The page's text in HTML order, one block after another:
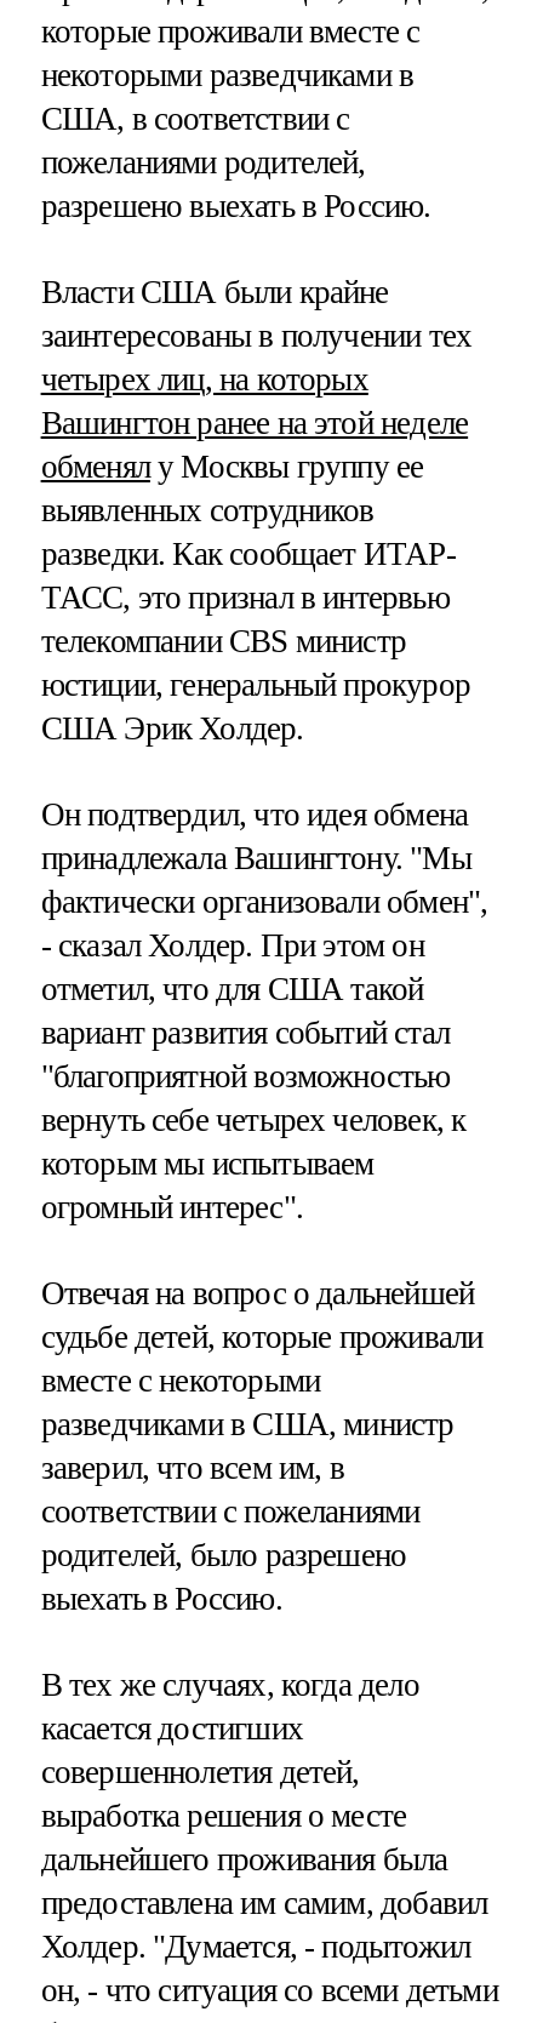
которые проживали вместе с
некоторыми разведчиками в
США, в соответствии с
пожеланиями родителей,
разрешено выехать в Россию.
Власти США были крайне
заинтересованы в получении тех
четырех лиц, на которых
Вашингтон ранее на этой неделе
обменялу Москвы группу ее
выявленных сотрудников
разведки. Как сообщает ИТАР-
ТАСС, это признал в интервью
телекомпании CBS министр
юстиции, генеральный прокурор
США Эрик Холдер.
Он подтвердил, что идея обмена
принадлежала Вашингтону. "Мы
фактически организовали обмен",
- сказал Холдер. При этом он
отметил, что для США такой
вариант развития событий стал
"благоприятной возможностью
вернуть себе четырех человек, к
которым мы испытываем
огромный интерес".
Отвечая на вопрос о дальнейшей
судьбе детей, которые проживали
вместе с некоторыми
разведчиками в США, министр
заверил, что всем им, в
соответствии с пожеланиями
родителей, было разрешено
выехать в Россию.
В тех же случаях, когда дело
касается достигших
совершеннолетия детей,
выработка решения о месте
дальнейшего проживания была
предоставлена им самим, добавил
Холдер. "Думается, - подытожил
он, - что ситуация со всеми детьми